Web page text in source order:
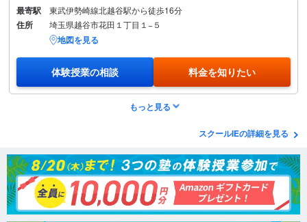
最寄駅 東武伊勢崎線北越谷駅から徒歩16分
住所 埼玉県越谷市花田１丁目１−５
地図を見る
体験授業の相談 料金を知りたい
もっと見る
スクールIEの詳細を見る